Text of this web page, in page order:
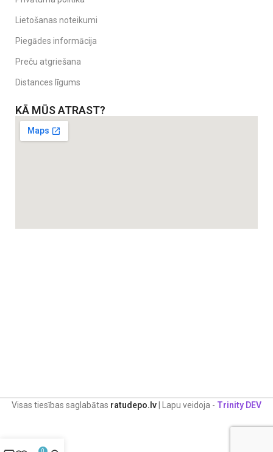
Lietošanas noteikumi
Piegādes informācija
Preču atgriešana
Distances līgums
KĀ MŪS ATRAST?
Visas tiesības saglabātas ratudepo.lv | Lapu veidoja - Trinity DEV
0